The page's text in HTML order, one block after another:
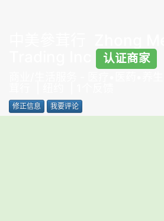
认证商家
修正信息 我要评论